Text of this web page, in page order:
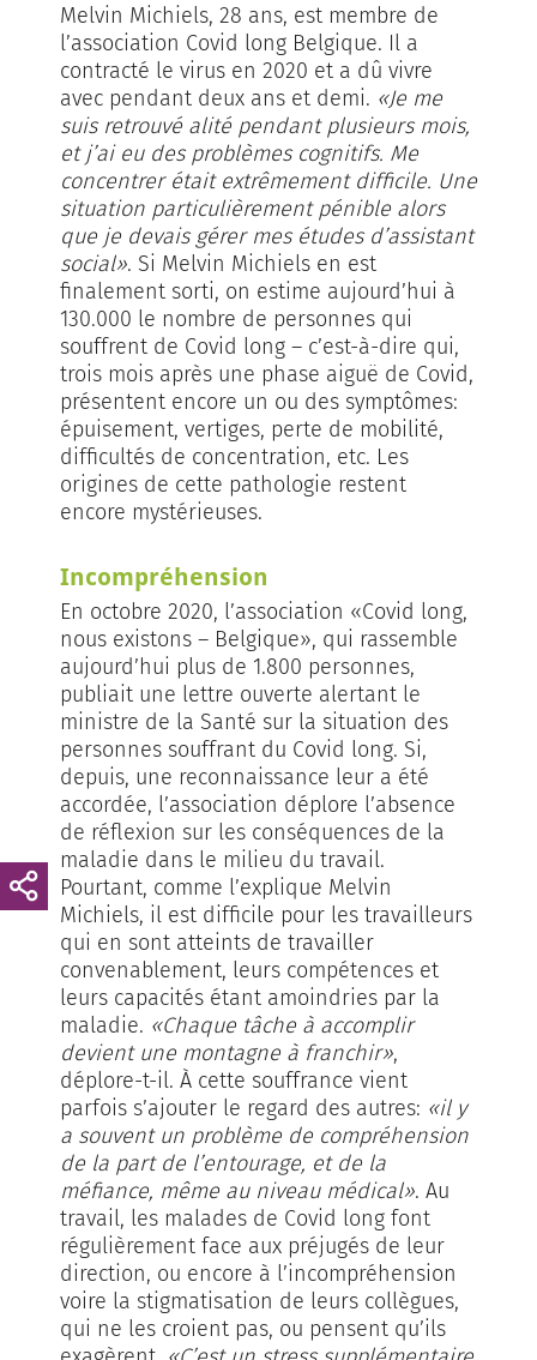
Melvin Michiels, 28 ans, est membre de
l’association Covid long Belgique. Il a
contracté le virus en 2020 et a dû vivre
avec pendant deux ans et demi. «Je me
suis retrouvé alité pendant plusieurs mois,
et j’ai eu des problèmes cognitifs. Me
concentrer était extrêmement difficile. Une
situation particulièrement pénible alors
que je devais gérer mes études d’assistant
social». Si Melvin Michiels en est
finalement sorti, on estime aujourd’hui à
130.000 le nombre de personnes qui
souffrent de Covid long – c’est-à-dire qui,
trois mois après une phase aiguë de Covid,
présentent encore un ou des symptômes:
épuisement, vertiges, perte de mobilité,
difficultés de concentration, etc. Les
origines de cette pathologie restent
encore mystérieuses.
Incompréhension
En octobre 2020, l’association «Covid long,
nous existons – Belgique», qui rassemble
aujourd’hui plus de 1.800 personnes,
publiait une lettre ouverte alertant le
ministre de la Santé sur la situation des
personnes souffrant du Covid long. Si,
depuis, une reconnaissance leur a été
accordée, l’association déplore l’absence
de réflexion sur les conséquences de la
maladie dans le milieu du travail.
Pourtant, comme l’explique Melvin
Michiels, il est difficile pour les travailleurs
qui en sont atteints de travailler
convenablement, leurs compétences et
leurs capacités étant amoindries par la
maladie. «Chaque tâche à accomplir
devient une montagne à franchir»,
déplore-t-il. À cette souffrance vient
parfois s’ajouter le regard des autres: «il y
a souvent un problème de compréhension
de la part de l’entourage, et de la
méfiance, même au niveau médical». Au
travail, les malades de Covid long font
régulièrement face aux préjugés de leur
direction, ou encore à l’incompréhension
voire la stigmatisation de leurs collègues,
qui ne les croient pas, ou pensent qu’ils